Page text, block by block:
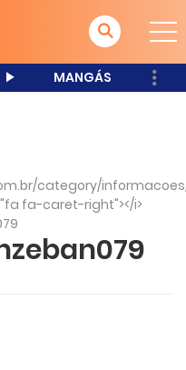
MANGÁS
category/informacoes/
fa-caret-right"></i>